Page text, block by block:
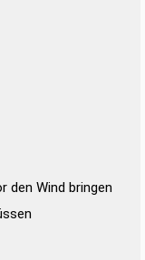
den Wind bringen